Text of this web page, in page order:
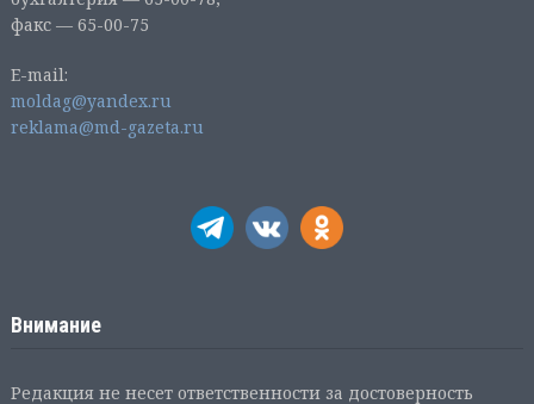
факс — 65-00-75
E-mail:
moldag@yandex.ru
reklama@md-gazeta.ru
Внимание
Редакция не несет ответственности за достоверность